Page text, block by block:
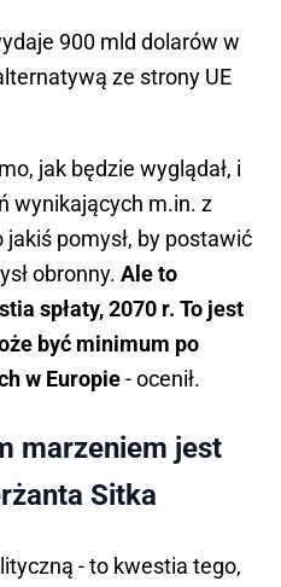
900 mld dolarów w
ze strony UE
jak będzie wyglądał, i
wynikających m.in. z
pomysł, by postawić
obronny. Ale to
spłaty, 2070 r. To jest
być minimum po
w Europie- ocenił.
marzeniem jest
Sitka
- to kwestia tego,